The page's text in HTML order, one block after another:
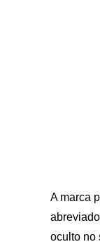
A marca
oculto no